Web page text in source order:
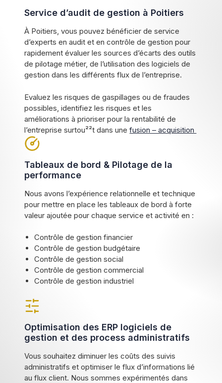
Service d’audit de gestion à Poitiers
À Poitiers, vous pouvez bénéficier de service
d’experts en audit et en contrôle de gestion pour
rapidement évaluer les sources d’écarts des outils
de pilotage métier, de l’utilisation des logiciels de
gestion dans les différents flux de l’entreprise.
Evaluez les risques de gaspillages ou de fraudes
possibles, identifiez les risques et les
améliorations à prioriser pour la rentabilité de
l’entreprise surtou²²t dans unefusion – acquisition
Tableaux de bord & Pilotage de la
performance
Nous avons l’expérience relationnelle et technique
pour mettre en place les tableaux de bord à forte
valeur ajoutée pour chaque service et activité en :
Contrôle de gestion financier
Contrôle de gestion budgétaire
Contrôle de gestion social
Contrôle de gestion commercial
Contrôle de gestion industriel
Optimisation des ERP logiciels de
gestion et des process administratifs
Vous souhaitez diminuer les coûts des suivis
administratifs et optimiser le flux d’informations lié
au flux client. Nous sommes expérimentés dans